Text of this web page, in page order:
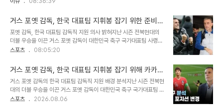
카카오톡 설치, 국내 소통 강화 움직임포옛 감독이 '국민 메신저' 카카오톡을 설치한 사실이
확인되었습니다. 이전에는 다른 글로벌 메신저를 사용했으나, 이제 카카오톡을 통해 국내 관
계자들과의 활발한 소통을 시도할 것으로 보입니다. 이는 대한축구협회의 요구 서류 제출 및
코칭스태프 구성 논의에 있어 효율성을 높이기 위한 전략으로 분석됩니다. 대한축..
거스 포옛 감독, 한국 대표팀 지휘봉 잡기 위한 준비
본격화
포옛 감독, 한국 대표팀 감독직 지원 의사 밝혀지난 시즌 전북현대의
더블 우승을 이끈 거스 포옛 감독이 대한민국 축구 국가대표팀 사령탑
에 대한 의지를 보이고 있습니다. 포옛 감독은 한국에서의 본격적인 행
은 북중미 월드컵 조별예선 탈락 후 공석이 된 한국 대표팀 감독직에
지원할 계획입니다. 카카오톡 설치, 국내 소통 강화 움직임포옛 감독이
'국민 메신저' 카카오톡을 설치한 사실이 확인되었습니다. 이전에는 다
른 글로벌 메신저를 사용했으나, 이제 카카오톡을 통해 국내 관계자들
과의 활발한 소통을 시도할 것으로 보입니다. 이는 대한축구협회의 요
스포츠 08:05:20
거스 포옛 감독, 한국 대표팀 지휘봉 잡기 위해 카카오
톡 설치하며 본격 준비 착수
거스 포옛 감독의 한국 대표팀 감독직 지원 배경 분석지난 시즌 전북현
대의 더블 우승을 이끈 거스 포옛 감독이 대한민국 축구 국가대표팀 사
령탑에 대한 의지를 보이고 있습니다. 포옛 감독은 한국에서의 본격적
스포츠 2026.08.06